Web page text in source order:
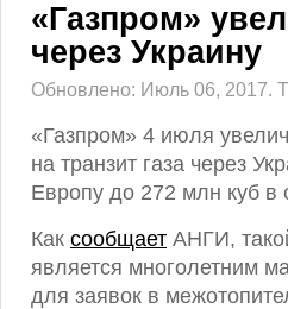
«Газпром»
через Украину
Обновлено: Июль 06, 2017.
«Газпром» 4 июля
на транзит газа через
Европу до 272 млн куб в
Как сообщает АНГИ,
является многолетним
для заявок в